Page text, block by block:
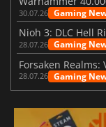
30.07.26 Gaming
Nioh 3: DLC Hell
28.07.26 Gaming
28.07.26 Gaming